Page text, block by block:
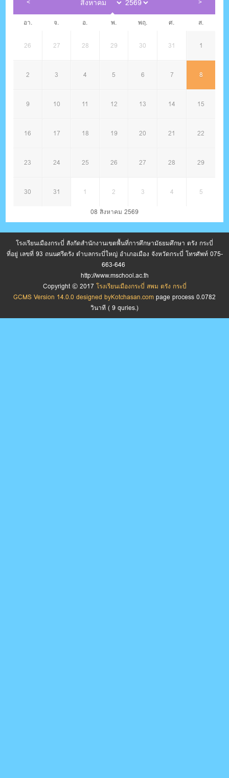
อา. จ. อ. พ. พฤ. ศ. ส.
26 27 28 29 30 31 1
2 3 4 5 6 7 8
9 10 11 12 13 14 15
16 17 18 19 20 21 22
23 24 25 26 27 28 29
30 31 1 2 3 4 5
08 สิงหาคม 2569
โรงเรียนเมืองกระบี่ สังกัดสำนักงานเขตพื้นที่การศึกษามัธยมศึกษา ตรัง กระบี่
ที่อยู่ เลขที่ 93 ถนนศรีตรัง ตำบลกระบี่ใหญ่ อำเภอเมือง จังหวัดกระบี่ โทรศัพท์ 075-
663-646
http://www.mschool.ac.th
Copyright © 2017 โรงเรียนเมืองกระบี่ สพม ตรัง กระบี่
GCMS Version 14.0.0 designed byKotchasan.com page process 0.0782
วินาที ( 9 quries.)